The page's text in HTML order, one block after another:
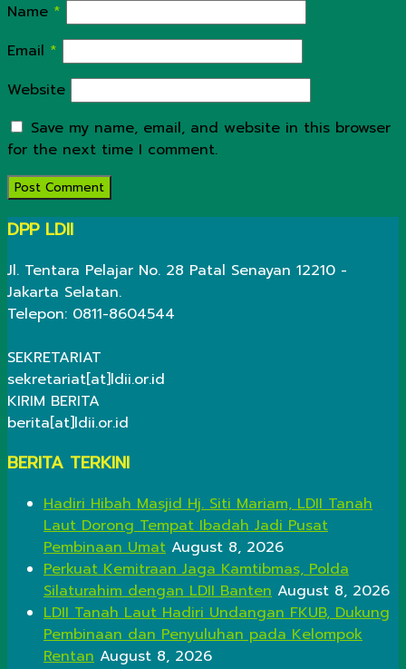
Name *
Email *
Website
Save my name, email, and website in this browser
for the next time I comment.
DPP LDII
Jl. Tentara Pelajar No. 28 Patal Senayan 12210 -
Jakarta Selatan.
Telepon: 0811-8604544
SEKRETARIAT
sekretariat[at]ldii.or.id
KIRIM BERITA
berita[at]ldii.or.id
BERITA TERKINI
Hadiri Hibah Masjid Hj. Siti Mariam, LDII Tanah
Laut Dorong Tempat Ibadah Jadi Pusat
Pembinaan Umat August 8, 2026
Perkuat Kemitraan Jaga Kamtibmas, Polda
Silaturahim dengan LDII Banten August 8, 2026
LDII Tanah Laut Hadiri Undangan FKUB, Dukung
Pembinaan dan Penyuluhan pada Kelompok
Rentan August 8, 2026